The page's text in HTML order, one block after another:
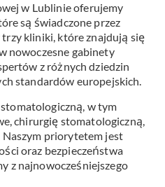
Ortodoncja
Ortodoncja
nakładkowa –
Invisalign®
Leczenie
kanałowe
Laseroterapia
Bonding
zębów
w Lublinie oferujemy
są świadczone przez
kliniki, które znajdują się
nowoczesne gabinety
z różnych dziedzin
standardów europejskich.
w tym
chirurgię stomatologiczną,
priorytetem jest
oraz bezpieczeństwa
z najnowocześniejszego